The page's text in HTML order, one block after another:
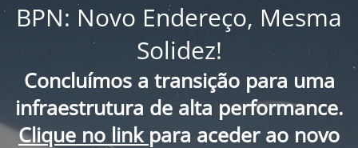
BPN: Novo Endereço, Mesma
Solidez!
Concluímos a transição para uma
infraestrutura de alta performance.
Clique no link para aceder ao novo